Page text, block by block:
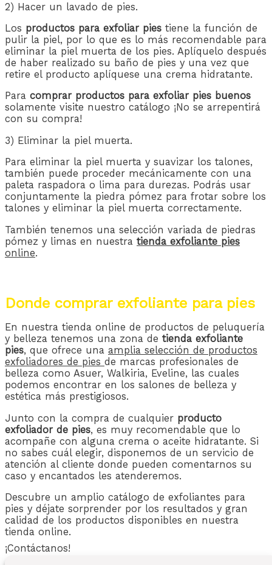
2) Hacer un lavado de pies.
Los productos para exfoliar pies tiene la función de
pulir la piel, por lo que es lo más recomendable para
eliminar la piel muerta de los pies. Aplíquelo después
de haber realizado su baño de pies y una vez que
retire el producto aplíquese una crema hidratante.
Para comprar productos para exfoliar pies buenos
solamente visite nuestro catálogo ¡No se arrepentirá
con su compra!
3) Eliminar la piel muerta.
Para eliminar la piel muerta y suavizar los talones,
también puede proceder mecánicamente con una
paleta raspadora o lima para durezas. Podrás usar
conjuntamente la piedra pómez para frotar sobre los
talones y eliminar la piel muerta correctamente.
También tenemos una selección variada de piedras
pómez y limas en nuestra tienda exfoliante pies
online.
Donde comprar exfoliante para pies
En nuestra tienda online de productos de peluquería
y belleza tenemos una zona de tienda exfoliante
pies, que ofrece una amplia selección de productos
exfoliadores de pies de marcas profesionales de
belleza como Asuer, Walkiria, Eveline, las cuales
podemos encontrar en los salones de belleza y
estética más prestigiosos.
Junto con la compra de cualquier producto
exfoliador de pies, es muy recomendable que lo
acompañe con alguna crema o aceite hidratante. Si
no sabes cuál elegir, disponemos de un servicio de
atención al cliente donde pueden comentarnos su
caso y encantados les atenderemos.
Descubre un amplio catálogo de exfoliantes para
pies y déjate sorprender por los resultados y gran
calidad de los productos disponibles en nuestra
tienda online.
¡Contáctanos!